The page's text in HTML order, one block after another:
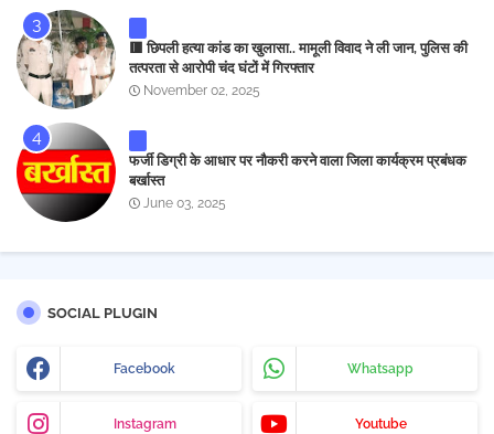
🟥 छिपली हत्या कांड का खुलासा.. मामूली विवाद ने ली जान, पुलिस की
तत्परता से आरोपी चंद घंटों में गिरफ्तार
November 02, 2025
फर्जी डिग्री के आधार पर नौकरी करने वाला जिला कार्यक्रम प्रबंधक
बर्खास्त
June 03, 2025
SOCIAL PLUGIN
Facebook Whatsapp
Instagram Youtube